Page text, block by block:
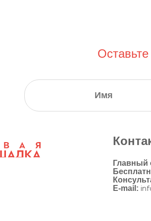
Главный
E-mail: